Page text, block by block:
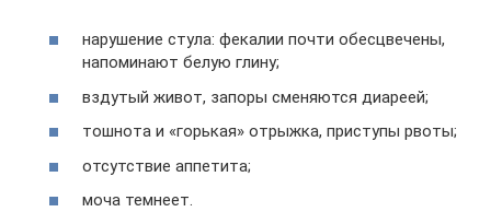
нарушение стула: фекалии почти обесцвечены,
напоминают белую глину;
вздутый живот, запоры сменяются диареей;
тошнота и «горькая» отрыжка, приступы рвоты;
отсутствие аппетита;
моча темнеет.